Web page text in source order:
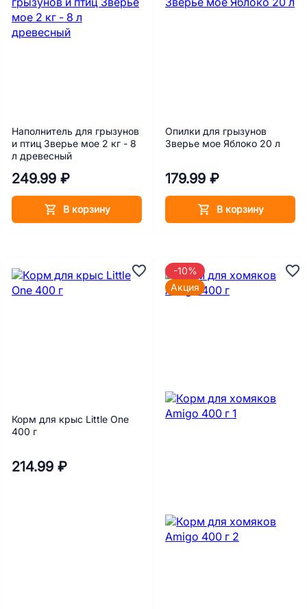
Наполнитель для грызунов
и птиц Зверье мое 2 кг - 8
л древесный
249.99 ₽
В корзину
Опилки для грызунов
Зверье мое Яблоко 20 л
179.99 ₽
В корзину
Корм для крыс Little One
400 г
214.99 ₽
-10%
Акция